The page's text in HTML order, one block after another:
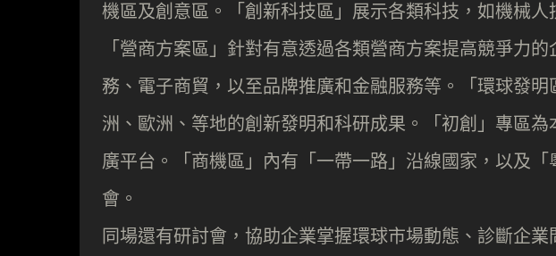
機區及創意區。「創新科技區」展示各類科技，如機械人
「營商方案區」針對有意透過各類營商方案提高競爭力
務、電子商貿，以至品牌推廣和金融服務等。「環球發
洲、歐洲、等地的創新發明和科研成果。「初創」專區
廣平台。「商機區」內有「一帶一路」沿線國家，以及
會。
同場還有研討會，協助企業掌握環球市場動態、診斷企